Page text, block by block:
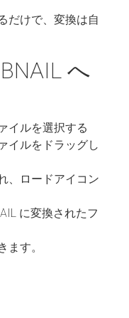
だけで、変換は自
へ
イルを選択する
イルをドラッグし
、ロードアイコン
に変換されたフ
ます。